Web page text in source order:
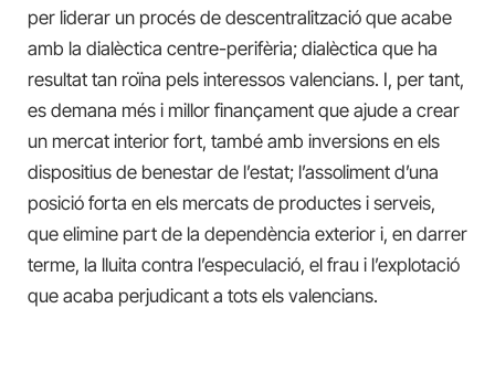
per liderar un procés de descentralització que acabe
amb la dialèctica centre-perifèria; dialèctica que ha
resultat tan roïna pels interessos valencians. I, per tant,
es demana més i millor finançament que ajude a crear
un mercat interior fort, també amb inversions en els
dispositius de benestar de l’estat; l’assoliment d’una
posició forta en els mercats de productes i serveis,
que elimine part de la dependència exterior i, en darrer
terme, la lluita contra l’especulació, el frau i l’explotació
que acaba perjudicant a tots els valencians.